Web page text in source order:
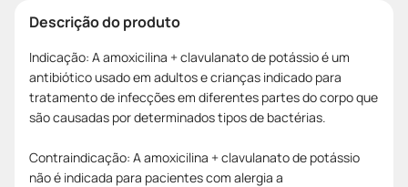
Descrição do produto
Indicação: A amoxicilina + clavulanato de potássio é um
antibiótico usado em adultos e crianças indicado para
tratamento de infecções em diferentes partes do corpo que
são causadas por determinados tipos de bactérias.
Contraindicação: A amoxicilina + clavulanato de potássio
não é indicada para pacientes com alergia a